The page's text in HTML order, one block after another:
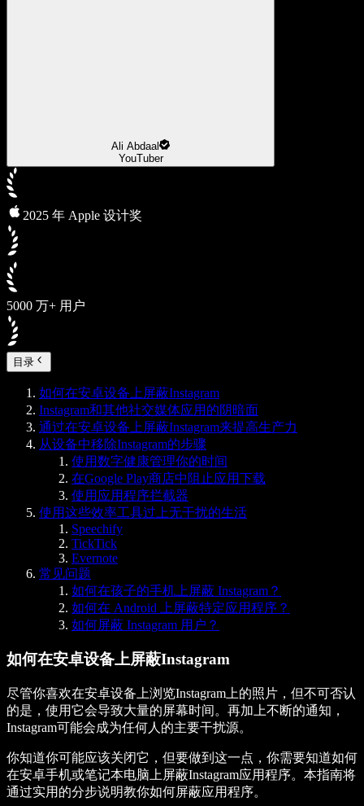
Ali Abdaal
YouTuber
2025 年 Apple 设计奖
5000 万+ 用户
目录
如何在安卓设备上屏蔽Instagram
Instagram和其他社交媒体应用的阴暗面
通过在安卓设备上屏蔽Instagram来提高生产力
从设备中移除Instagram的步骤
使用数字健康管理你的时间
在Google Play商店中阻止应用下载
使用应用程序拦截器
使用这些效率工具过上无干扰的生活
Speechify
TickTick
Evernote
常见问题
如何在孩子的手机上屏蔽 Instagram？
如何在 Android 上屏蔽特定应用程序？
如何屏蔽 Instagram 用户？
如何在安卓设备上屏蔽Instagram
尽管你喜欢在安卓设备上浏览Instagram上的照片，但不可否认
的是，使用它会导致大量的屏幕时间。再加上不断的通知，
Instagram可能会成为任何人的主要干扰源。
你知道你可能应该关闭它，但要做到这一点，你需要知道如何
在安卓手机或笔记本电脑上屏蔽Instagram应用程序。本指南将
通过实用的分步说明教你如何屏蔽应用程序。